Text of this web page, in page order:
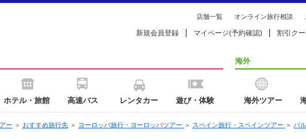
店舗一覧 オンライン旅行相談
新規会員登録 マイページ(予約確認) 割引ク
ホテル・旅館 高速バス レンタカー 遊び・体験
海外
海外ツアー
ー ＞ おすすめ旅行先 ＞ ヨーロッパ旅行・ヨーロッパツアー ＞ スペイン旅行・スペインツアー ＞ バ